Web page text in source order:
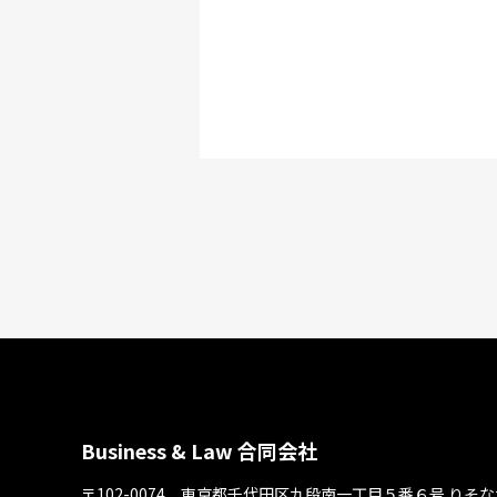
Business & Law 合同会社